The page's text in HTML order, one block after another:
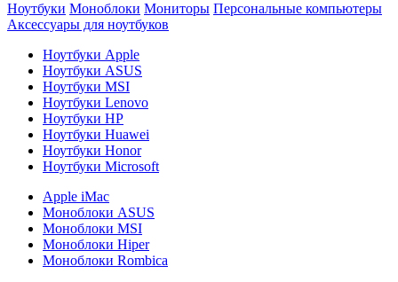
Ноутбуки Моноблоки Мониторы Персональные компьютеры
Аксессуары для ноутбуков
Ноутбуки Apple
Ноутбуки ASUS
Ноутбуки MSI
Ноутбуки Lenovo
Ноутбуки HP
Ноутбуки Huawei
Ноутбуки Honor
Ноутбуки Microsoft
Apple iMac
Моноблоки ASUS
Моноблоки MSI
Моноблоки Hiper
Моноблоки Rombica